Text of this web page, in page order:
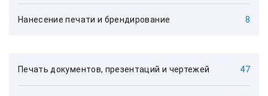
Нанесение печати и брендирование 8
Печать документов, презентаций и чертежей 47